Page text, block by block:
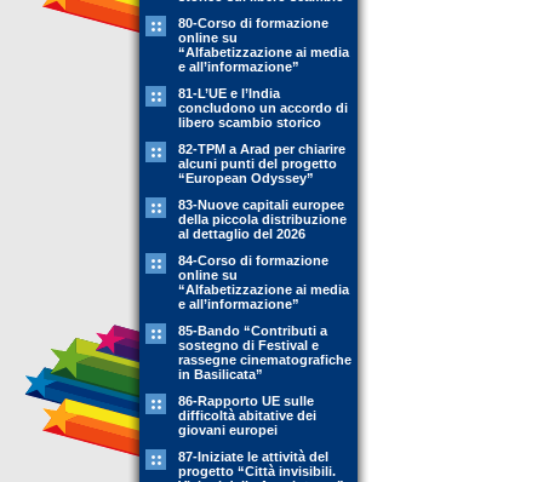
80-Corso di formazione
online su
“Alfabetizzazione ai media
e all’informazione”
81-L’UE e l’India
concludono un accordo di
libero scambio storico
82-TPM a Arad per chiarire
alcuni punti del progetto
“European Odyssey”
83-Nuove capitali europee
della piccola distribuzione
al dettaglio del 2026
84-Corso di formazione
online su
“Alfabetizzazione ai media
e all’informazione”
85-Bando “Contributi a
sostegno di Festival e
rassegne cinematografiche
in Basilicata”
86-Rapporto UE sulle
difficoltà abitative dei
giovani europei
87-Iniziate le attività del
progetto “Città invisibili.